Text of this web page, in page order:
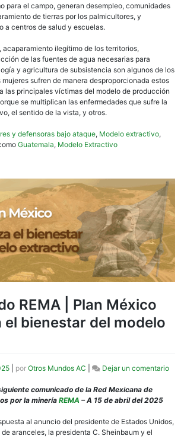
para el campo, generan desempleo, comunidades
de tierras por los palmicultores, y
a centros de salud y escuelas.
ilegítimo de los territorios,
de las fuentes de agua necesarias para
y agricultura de subsistencia son algunos de los
sufren de manera desproporcionada estos
las principales víctimas del modelo de producción
se multiplican las enfermedades que sufre la
el sentido de la vista, y otros.
y defensoras bajo ataque, Modelo extractivo,
Guatemala, Modelo Extractivo
REMA | Plan México
bienestar del modelo
por Otros Mundos AC Dejar un comentarioen
comunicado de la Red Mexicana de
por la minería REMA – A 15 de abril del 2025
al anuncio del presidente de Estados Unidos,
de aranceles, la presidenta C. Sheinbaum y el